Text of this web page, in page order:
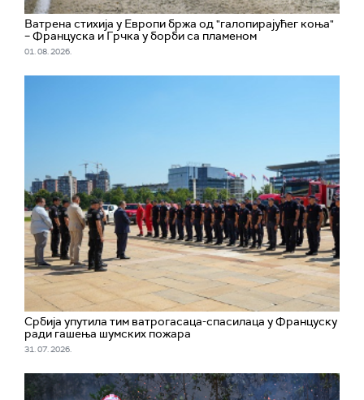
Ватрена стихија у Европи бржа од "галопирајућег коња"
– Француска и Грчка у борби са пламеном
01. 08. 2026.
Србија упутила тим ватрогасаца-спасилаца у Француску
ради гашења шумских пожара
31. 07. 2026.